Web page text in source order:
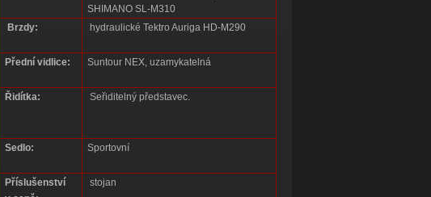
SHIMANO SL-M310
Brzdy: hydraulické Tektro Auriga HD-M290
Přední vidlice: Suntour NEX, uzamykatelná
Řidítka: Seřiditelný představec.
Sedlo: Sportovní
Příslušenství
stojan